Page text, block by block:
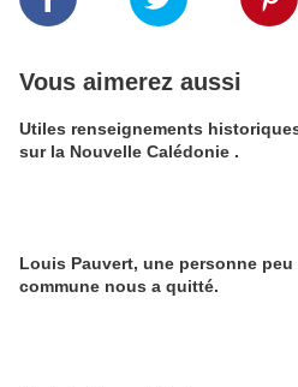
Vous aimerez aussi
Utiles renseignements
sur la Nouvelle Calédonie .
Louis Pauvert, une personne peu
commune nous a quitté.